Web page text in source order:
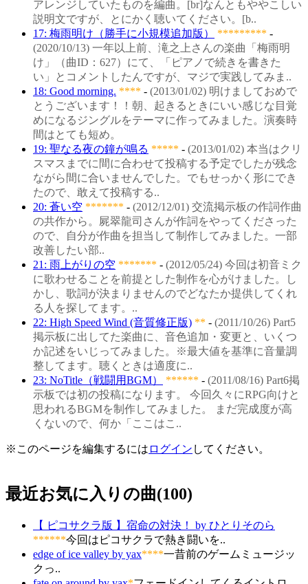
アレンジしていたものを編曲。[br]なんともややこしい
説明文ですが、とにかく聴いてください。[b..
17: 梅雨明け（勝手に小規模追加版）
********* -
(2020/10/13) 一年以上前、滝之上さんの楽曲「梅雨明
け」（曲ID：627）にて、「ピアノで続きを書きた
い」とコメントしたんですが、マジで実践してみま..
18: Good morning. **** - (2013/01/02) 明けましておめで
とうございます！！朝、起きるときにいい感じな目覚
めになるジングルをテーマに作ってみました。演奏時
間はとても短め。
19: 聖なる夜の鐘が鳴る ***** - (2013/01/02) 本当はクリ
スマスまでに間に合わせて投稿する予定でしたが残念
ながら間に合いませんでした。でもせっかく形にでき
たので、敢えて投稿する..
20: 蒼い空 ******* - (2012/12/01) 交流掲示板の作詞作曲
の共作から。屍翠龍司さんが作詞をやってくださった
ので、自分が作曲を担当して制作してみました。一部
改善したい部..
21: 雨上がりの空 ******* - (2012/05/24) 今回は初音ミク
に歌わせることを前提とした制作を心がけました。し
かし、歌詞が決まりませんのでどなたか提供してくれ
る人を探してます。..
22: High Speed Wind (音質修正版) ** - (2011/10/26) Part5
掲示板に出してた楽曲に、音色追加・変更と、いくつ
か記述をいじってみました。※最大値を基準に音量調
整してます。聴くときは適度に..
23: NoTitle（戦闘用BGM）
****** - (2011/08/16) Part6掲
示板では初の投稿になります。 今回久々にRPG向けと
思われるBGMを制作してみました。 まだ完成度が高
くないので、何か「ここはこ..
※このページを編集するには ログイン してください。
最近お気に入りの曲(100)
【 ピコサクラ版 】宿命の対決！
by ひとりそのら
******今回はピコサクラで熱き闘いを..
edge of ice valley by yax****一昔前のゲームミュージッ
クっ..